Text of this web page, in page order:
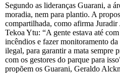
Segundo as lideranças Guarani, a
moradia, nem para plantio. A
compartilhada, como afirma Juradir
Tekoa Ytu: “A gente estava até
incêndios e fazer monitoramento da
ilegal, para garantir a mata sempre
com os gestores do parque para
propõem os Guarani, Geraldo